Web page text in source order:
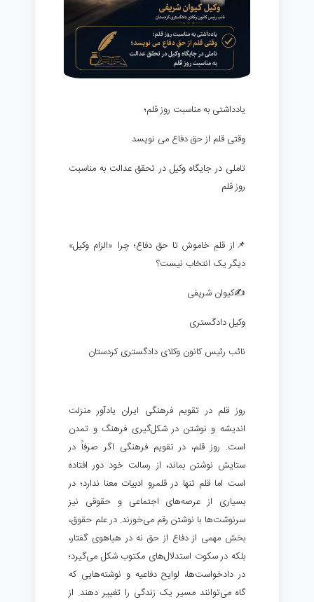
یادداشتی به مناسبت روز قلم؛
وقتی قلم از حق دفاع می نویسد
تاملی در جایگاه وکیل در تحقق عدالت به مناسبت
روز قلم
📌از قلمِ خاموش تا حق دفاع؛ چرا «الزام وکیل»
دیگر یک انتخاب نیست؟
✍️کیوان شریفی
وکیل دادگستری
نائب رئیس کانون وکلای دادگستری کردستان
روز قلم در تقویم فرهنگی ایران یادآور منزلت
اندیشه و نوشتن در شکل‌گیری فرهنگ و تمدن
است. روز قلم، در تقویم فرهنگی اگر صرفاً در
ستایش نوشتن بماند، از رسالت خود دور افتاده
است اما قلم تنها در قلمرو ادبیات معنا ندارد؛ در
بسیاری از عرصه‌های اجتماعی و حقوقی نیز
سرنوشت‌ها با نوشتن رقم می‌خورند. در علم حقوق،
بخش مهمی از دفاع از حق نه در هیاهوی گفتار،
بلکه در سکوت استدلال‌های مکتوب شکل می‌گیرد؛
در دادخواست‌ها، لوایح دفاعیه و نوشته‌هایی که
گاه می‌توانند مسیر یک زندگی را تغییر دهند. از